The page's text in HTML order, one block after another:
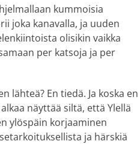
kummoisia
joka kanavalla, ja uuden
olisikin vaikka
per katsoja ja per
lähteä? En tiedä. Ja koska en
näyttää siltä, että Ylellä
ylöspäin korjaaminen
ja härskiä